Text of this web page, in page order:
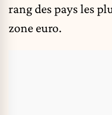
rang des pays les
zone euro.